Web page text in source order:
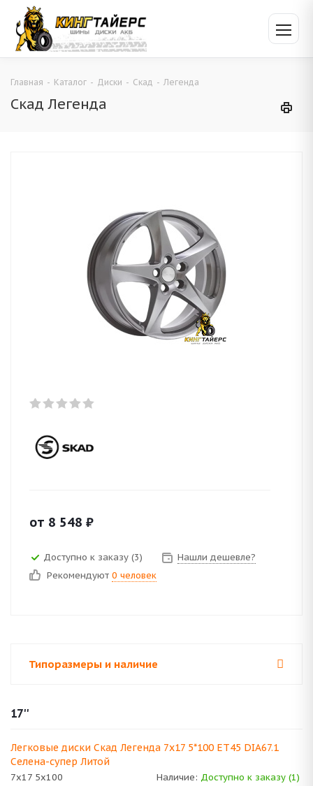
Главная - Каталог - Диски - Скад - Легенда
Скад Легенда
от 8 548 ₽
Доступно к заказу (3)
Нашли дешевле?
Рекомендуют 0 человек
Типоразмеры и наличие
17''
Легковые диски Скад Легенда 7x17 5*100 ET45 DIA67.1
Селена-супер Литой
7x17 5x100 Наличие: Доступно к заказу (1)